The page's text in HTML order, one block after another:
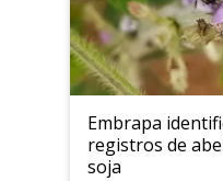
Embrapa
registros de
soja